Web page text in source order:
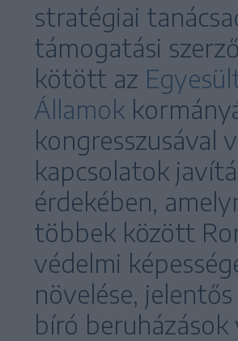
stratégiai
támogatási
kötött az
Államok
kongresszusával
kapcsolatok
érdekében,
többek között
védelmi
növelése,
bíró beruházások